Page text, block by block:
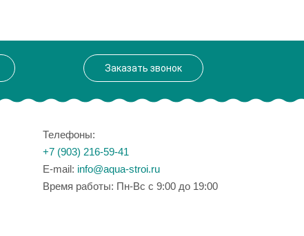
Заказать звонок
Телефоны:
+7 (903) 216-59-41
E-mail: info@aqua-stroi.ru
Время работы: Пн-Вс с 9:00 до 19:00